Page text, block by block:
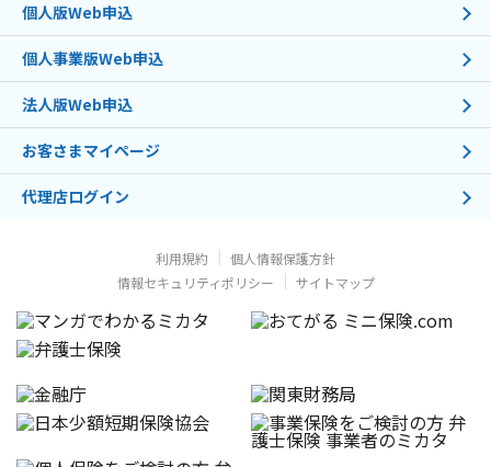
個人版Web申込
個人事業版Web申込
法人版Web申込
お客さまマイページ
代理店ログイン
利用規約
個人情報保護方針
情報セキュリティポリシー
サイトマップ